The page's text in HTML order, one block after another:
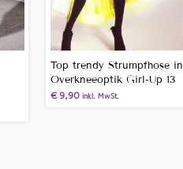
Top trendy Strumpfhose in
Overkneeoptik Girl-Up 13
€9,90 inkl. MwSt.